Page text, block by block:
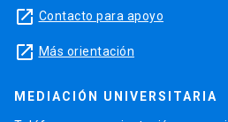
launch Contacto para apoyo
launch Más orientación
MEDIACIÓN UNIVERSITARIA